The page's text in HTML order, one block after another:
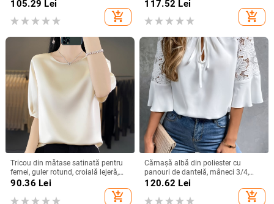
mâneci raglan, croială slim
105.29 Lei
add_shopping_cart
cu mânecă scurtă, din satin răsucit,
culoare pură, top versatil, larg,
pentru femei
117.52 Lei
add_shopping_cart
Tricou din mătase satinată pentru
femei, guler rotund, croială lejeră,
mâneci 3/4, top lejer de vară
90.36 Lei
add_shopping_cart
Cămașă albă din poliester cu
panouri de dantelă, mâneci 3/4,
guler rotund, croială lejeră
120.62 Lei
add_shopping_cart